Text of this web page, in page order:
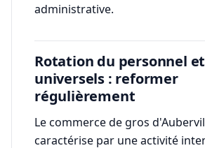
administrative.
Rotation du personnel
universels : reformer
régulièrement
Le commerce de gros
caractérise par une activité